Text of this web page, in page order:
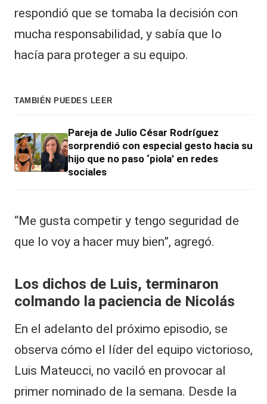
respondió que se tomaba la decisión con
mucha responsabilidad, y sabía que lo
hacía para proteger a su equipo.
TAMBIÉN PUEDES LEER
Pareja de Julio César Rodríguez
sorprendió con especial gesto hacia su
hijo que no paso ‘piola’ en redes
sociales
“Me gusta competir y tengo seguridad de
que lo voy a hacer muy bien”, agregó.
Los dichos de Luis, terminaron
colmando la paciencia de Nicolás
En el adelanto del próximo episodio, se
observa cómo el líder del equipo victorioso,
Luis Mateucci, no vaciló en provocar al
primer nominado de la semana. Desde la